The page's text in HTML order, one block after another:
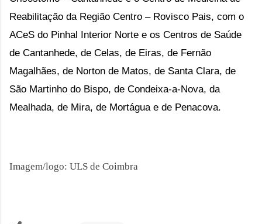
Reabilitação da Região Centro – Rovisco Pais, com o
ACeS do Pinhal Interior Norte e os Centros de Saúde
de Cantanhede, de Celas, de Eiras, de Fernão
Magalhães, de Norton de Matos, de Santa Clara, de
São Martinho do Bispo, de Condeixa-a-Nova, da
Mealhada, de Mira, de Mortágua e de Penacova.
Imagem/logo: ULS de Coimbra